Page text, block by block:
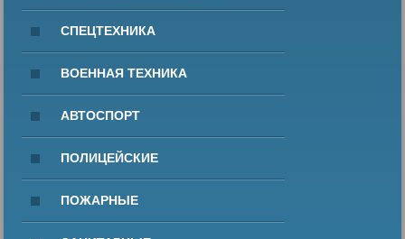
СПЕЦТЕХНИКА
ВОЕННАЯ ТЕХНИКА
АВТОСПОРТ
ПОЛИЦЕЙСКИЕ
ПОЖАРНЫЕ